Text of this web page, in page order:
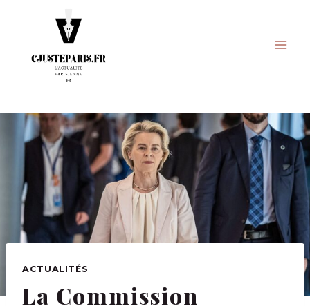
ACTUALITÉS
La Commission